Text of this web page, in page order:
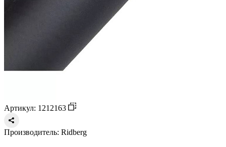
Артикул: 1212163
Производитель: Ridberg